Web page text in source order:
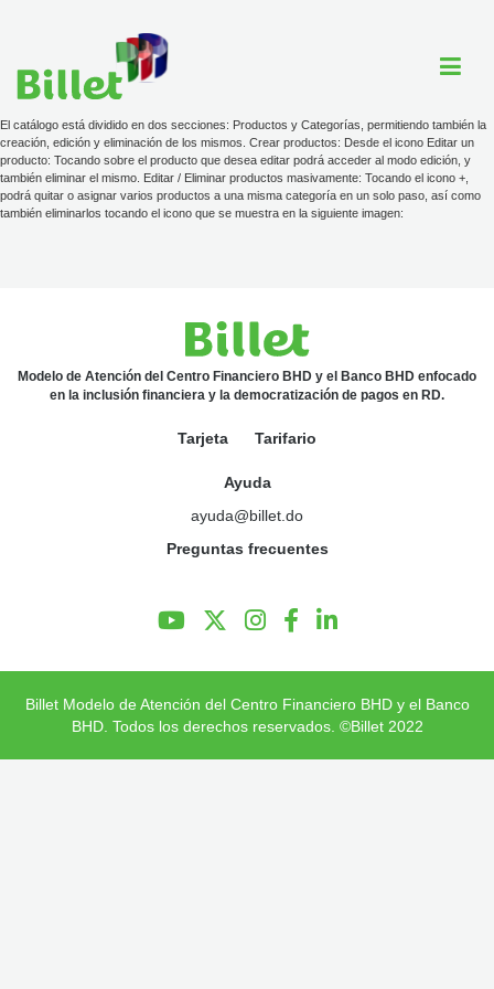
Cuenta Billet
Tarjeta
Preguntas Frecuentes
El catálogo está dividido en dos secciones: Productos y Categorías, permitiendo también la
creación, edición y eliminación de los mismos. Crear productos: Desde el icono Editar un
producto: Tocando sobre el producto que desea editar podrá acceder al modo edición, y
también eliminar el mismo. Editar / Eliminar productos masivamente: Tocando el icono +,
podrá quitar o asignar varios productos a una misma categoría en un solo paso, así como
también eliminarlos tocando el icono que se muestra en la siguiente imagen:
Modelo de Atención del Centro Financiero BHD y el Banco BHD enfocado
en la inclusión financiera y la democratización de pagos en RD.
Tarjeta Tarifario
Ayuda
ayuda@billet.do
Preguntas frecuentes
Billet Modelo de Atención del Centro Financiero BHD y el Banco
BHD. Todos los derechos reservados. ©Billet 2022